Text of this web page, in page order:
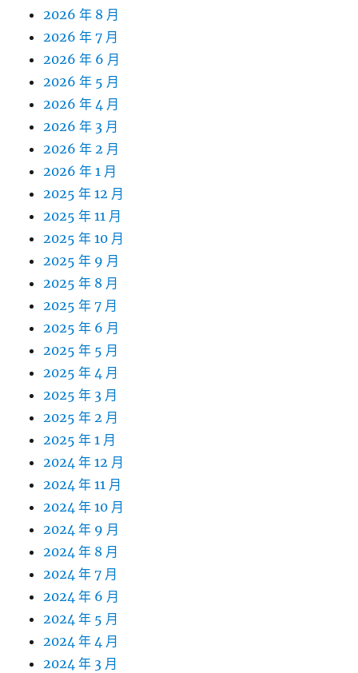
2026 年 8 月
2026 年 7 月
2026 年 6 月
2026 年 5 月
2026 年 4 月
2026 年 3 月
2026 年 2 月
2026 年 1 月
2025 年 12 月
2025 年 11 月
2025 年 10 月
2025 年 9 月
2025 年 8 月
2025 年 7 月
2025 年 6 月
2025 年 5 月
2025 年 4 月
2025 年 3 月
2025 年 2 月
2025 年 1 月
2024 年 12 月
2024 年 11 月
2024 年 10 月
2024 年 9 月
2024 年 8 月
2024 年 7 月
2024 年 6 月
2024 年 5 月
2024 年 4 月
2024 年 3 月